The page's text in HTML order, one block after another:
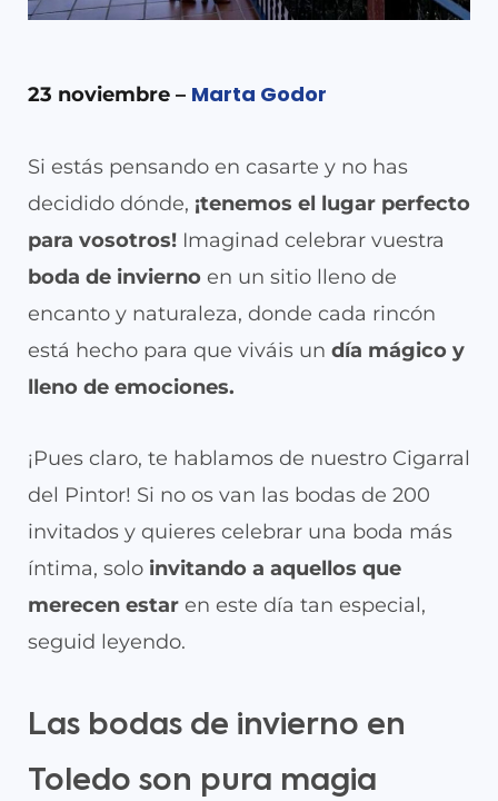
23 noviembre – Marta Godor
Si estás pensando en casarte y no has
decidido dónde, ¡tenemos el lugar perfecto
para vosotros! Imaginad celebrar vuestra
boda de invierno en un sitio lleno de
encanto y naturaleza, donde cada rincón
está hecho para que viváis un día mágico y
lleno de emociones.
¡Pues claro, te hablamos de nuestro Cigarral
del Pintor! Si no os van las bodas de 200
invitados y quieres celebrar una boda más
íntima, solo invitando a aquellos que
merecen estar en este día tan especial,
seguid leyendo.
Las bodas de invierno en
Toledo son pura magia